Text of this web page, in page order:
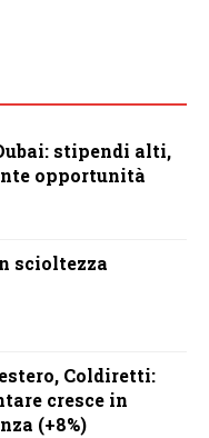
stipendi alti,
opportunità
scioltezza
Coldiretti:
cresce in
(+8%)